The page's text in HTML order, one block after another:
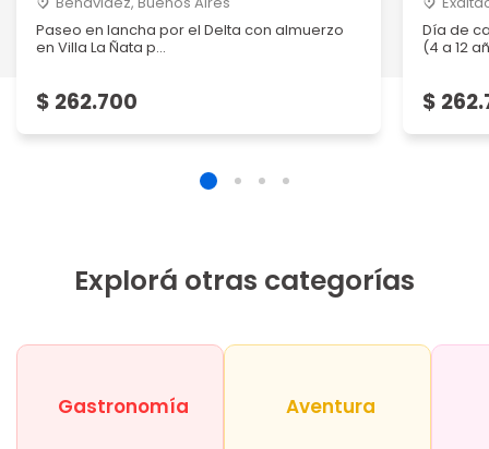
Paseo en lancha por el Delta con almuerzo
en Villa La Ñata p...
$ 262.700
Día de
(4 a 12
$
Explorá otras categorías
Gastronomía Aventura